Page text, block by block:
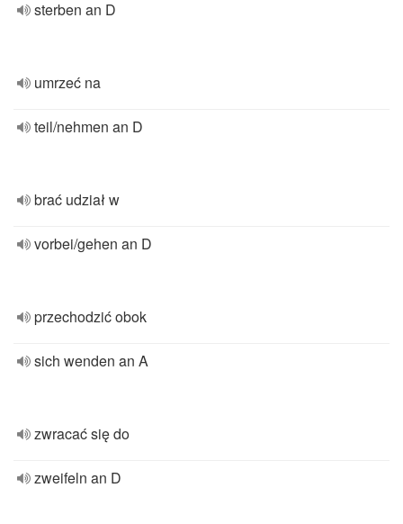
sterben an D
umrzeć na
teil/nehmen an D
brać udział w
vorbei/gehen an D
przechodzić obok
sich wenden an A
zwracać się do
zweifeln an D